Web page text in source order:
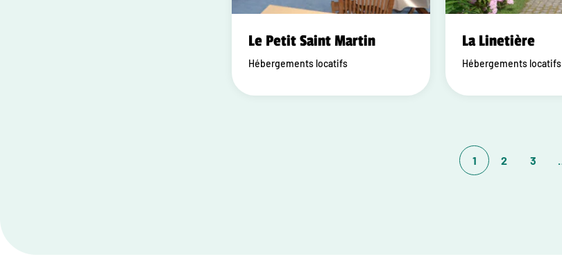
Le Petit Saint Martin
Hébergements locatifs
La Linetière
Hébergements locatifs
1 2 3